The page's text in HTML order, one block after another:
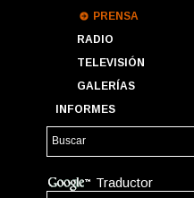
PRENSA
RADIO
TELEVISIÓN
GALERÍAS
INFORMES
Traductor